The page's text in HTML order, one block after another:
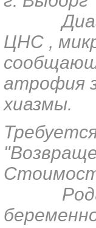
ЦНС ,
атрофия
хиазмы.